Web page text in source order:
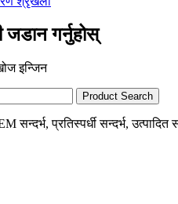
जडान गर्नुहोस्
इन्जिन
सन्दर्भ, प्रतिस्पर्धी सन्दर्भ,